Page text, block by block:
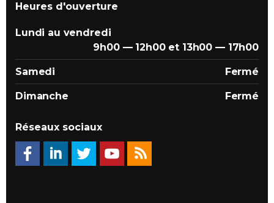
Heures d'ouverture
Lundi au vendredi
9h00 — 12h00 et 13h00 — 17h00
Samedi Fermé
Dimanche Fermé
Réseaux sociaux